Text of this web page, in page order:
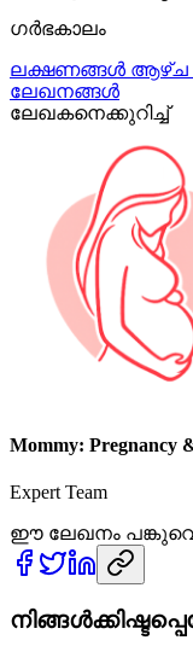
ഗർഭകാലം
ലക്ഷണങ്ങൾ ആഴ്ച
ലേഖനങ്ങൾ
ലേഖകനെക്കുറിച്ച്
Mommy: Pregnancy
Expert Team
ഈ ലേഖനം